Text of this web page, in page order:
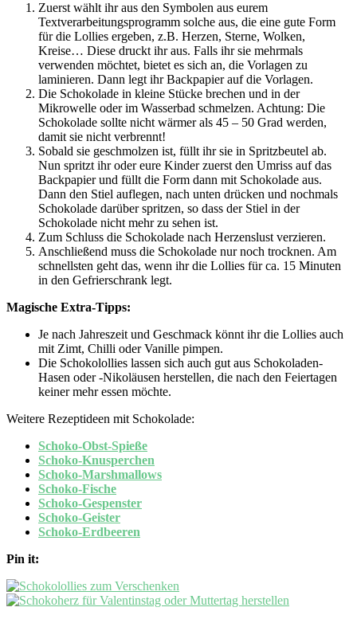
Zuerst wählt ihr aus den Symbolen aus eurem
Textverarbeitungsprogramm solche aus, die eine gute Form
für die Lollies ergeben, z.B. Herzen, Sterne, Wolken,
Kreise… Diese druckt ihr aus. Falls ihr sie mehrmals
verwenden möchtet, bietet es sich an, die Vorlagen zu
laminieren. Dann legt ihr Backpapier auf die Vorlagen.
Die Schokolade in kleine Stücke brechen und in der
Mikrowelle oder im Wasserbad schmelzen. Achtung: Die
Schokolade sollte nicht wärmer als 45 – 50 Grad werden,
damit sie nicht verbrennt!
Sobald sie geschmolzen ist, füllt ihr sie in Spritzbeutel ab.
Nun spritzt ihr oder eure Kinder zuerst den Umriss auf das
Backpapier und füllt die Form dann mit Schokolade aus.
Dann den Stiel auflegen, nach unten drücken und nochmals
Schokolade darüber spritzen, so dass der Stiel in der
Schokolade nicht mehr zu sehen ist.
Zum Schluss die Schokolade nach Herzenslust verzieren.
Anschließend muss die Schokolade nur noch trocknen. Am
schnellsten geht das, wenn ihr die Lollies für ca. 15 Minuten
in den Gefrierschrank legt.
Magische Extra-Tipps:
Je nach Jahreszeit und Geschmack könnt ihr die Lollies auch
mit Zimt, Chilli oder Vanille pimpen.
Die Schokolollies lassen sich auch gut aus Schokoladen-
Hasen oder -Nikoläusen herstellen, die nach den Feiertagen
keiner mehr essen möchte.
Weitere Rezeptideen mit Schokolade:
Schoko-Obst-Spieße
Schoko-Knusperchen
Schoko-Marshmallows
Schoko-Fische
Schoko-Gespenster
Schoko-Geister
Schoko-Erdbeeren
Pin it: